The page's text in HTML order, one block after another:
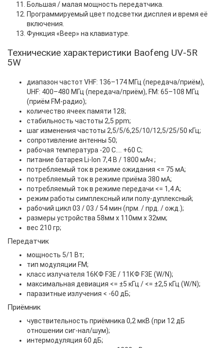
Большая / малая мощность передатчика.
Программируемый цвет подсветки дисплея и время её
включения.
Функция «Beep» на клавиатуре.
Технические характеристики Baofeng UV-5R
5W
диапазон частот VHF: 136–174 МГц (передача/приём),
UHF: 400–480 МГц (передача/приём), FM: 65–108 МГц
(приём FM-радио);
количество ячеек памяти 128;
стабильность частоты 2,5 ppm;
шаг изменения частоты 2,5/5/6,25/10/12,5/25/50 кГц;
сопротивление антенны 50;
рабочая температура -20 С…. +60 С;
питание батарея Li-Ion 7,4 В / 1800 мАч ;
потребляемый ток в режиме ожидания <= 75 мА;
потребляемый ток в режиме приёма 380 мА;
потребляемый ток в режиме передачи <= 1,4 А;
режим работы симплексный или полу-дуплексный;
рабочий цикл 03 / 03 / 54 мин (прм. / прд. / ожд.);
размеры устройства 58мм х 110мм х 32мм;
вес 210 гр;
Передатчик
мощность 5/1 Вт;
тип модуляции FM;
класс излучателя 16КФ F3E / 11КФ F3E (W/N);
максимальная девиация <= ±5 кГц / <= ±2,5 кГц (W/N);
паразитные излучения < -60 дБ;
Приёмник
чувствительность приёмника 0,2 мкВ (при 12 дБ
отношении сиг-нал/шум);
интермодуляция 60 дБ;